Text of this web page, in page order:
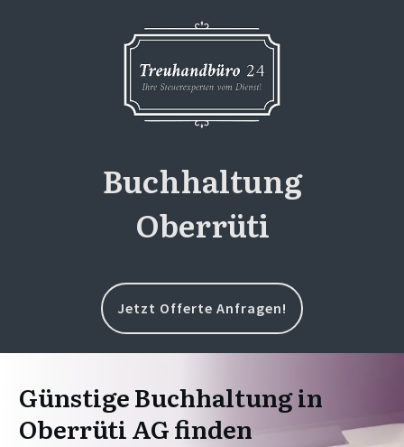
Buchhaltung
Oberrüti
Jetzt Offerte Anfragen!
Günstige Buchhaltung in
Oberrüti AG finden